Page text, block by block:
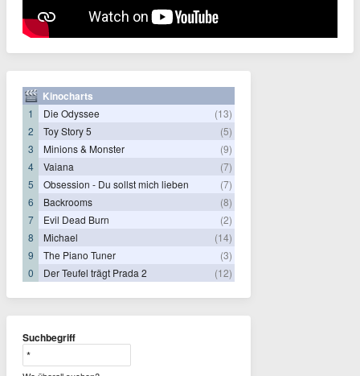
Kinocharts
1 Die Odyssee
(13)
2
Toy Story 5
(5)
3
Minions & Monster
(9)
4
Vaiana
(7)
5
Obsession - Du sollst mich lieben
(7)
6
Backrooms
(8)
7
Evil Dead Burn
(2)
8
Michael
(14)
9
The Piano Tuner
(3)
0
Der Teufel trägt Prada 2 (12)
Suchbegriff